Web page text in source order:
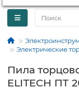
Электрические
Пила
ELITECH ПТ